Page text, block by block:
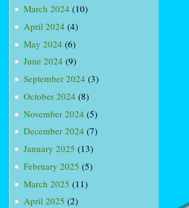
March 2024 (10)
April 2024 (4)
May 2024 (6)
June 2024 (9)
September 2024 (3)
October 2024 (8)
November 2024 (5)
December 2024 (7)
January 2025 (13)
February 2025 (5)
March 2025 (11)
April 2025 (2)